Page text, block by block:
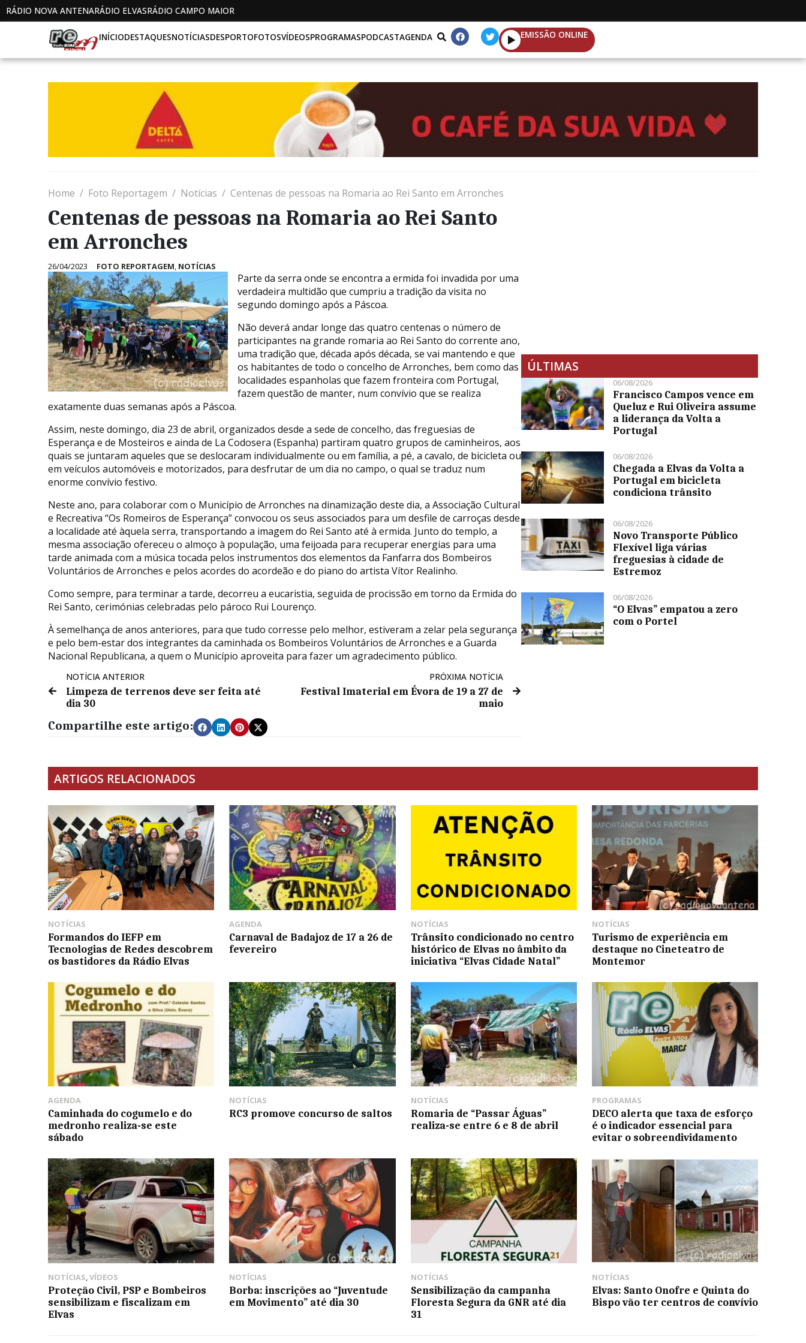
RÁDIO NOVA ANTENARÁDIO ELVASRÁDIO CAMPO MAIOR
INÍCIODESTAQUESNOTÍCIASDESPORTOFOTOSVÍDEOSPROGRAMASPODCASTAGENDA EMISSÃO ONLINE
Home Foto Reportagem Notícias Centenas de pessoas na Romaria ao Rei Santo em Arronches
Centenas de pessoas na Romaria ao Rei Santo
em Arronches
26/04/2023 FOTO REPORTAGEM, NOTÍCIAS
Parte da serra onde se encontra a ermida foi invadida por uma
verdadeira multidão que cumpriu a tradição da visita no
segundo domingo após a Páscoa.
Não deverá andar longe das quatro centenas o número de
participantes na grande romaria ao Rei Santo do corrente ano,
uma tradição que, década após década, se vai mantendo e que
os habitantes de todo o concelho de Arronches, bem como das
localidades espanholas que fazem fronteira com Portugal,
fazem questão de manter, num convívio que se realiza
exatamente duas semanas após a Páscoa.
Assim, neste domingo, dia 23 de abril, organizados desde a sede de concelho, das freguesias de
Esperança e de Mosteiros e ainda de La Codosera (Espanha) partiram quatro grupos de caminheiros, aos
quais se juntaram aqueles que se deslocaram individualmente ou em família, a pé, a cavalo, de bicicleta ou
em veículos automóveis e motorizados, para desfrutar de um dia no campo, o qual se traduz num
enorme convívio festivo.
Neste ano, para colaborar com o Município de Arronches na dinamização deste dia, a Associação Cultural
e Recreativa “Os Romeiros de Esperança” convocou os seus associados para um desfile de carroças desde
a localidade até àquela serra, transportando a imagem do Rei Santo até à ermida. Junto do templo, a
mesma associação ofereceu o almoço à população, uma feijoada para recuperar energias para uma
tarde animada com a música tocada pelos instrumentos dos elementos da Fanfarra dos Bombeiros
Voluntários de Arronches e pelos acordes do acordeão e do piano do artista Vítor Realinho.
Como sempre, para terminar a tarde, decorreu a eucaristia, seguida de procissão em torno da Ermida do
Rei Santo, cerimónias celebradas pelo pároco Rui Lourenço.
À semelhança de anos anteriores, para que tudo corresse pelo melhor, estiveram a zelar pela segurança
e pelo bem-estar dos integrantes da caminhada os Bombeiros Voluntários de Arronches e a Guarda
Nacional Republicana, a quem o Município aproveita para fazer um agradecimento público.
NOTÍCIA ANTERIOR
Limpeza de terrenos deve ser feita até
dia 30
PRÓXIMA NOTÍCIA
Festival Imaterial em Évora de 19 a 27 de
maio
Compartilhe este artigo:
ÚLTIMAS
06/08/2026
Francisco Campos vence em
Queluz e Rui Oliveira assume
a liderança da Volta a
Portugal
06/08/2026
Chegada a Elvas da Volta a
Portugal em bicicleta
condiciona trânsito
06/08/2026
Novo Transporte Público
Flexível liga várias
freguesias à cidade de
Estremoz
06/08/2026
“O Elvas” empatou a zero
com o Portel
ARTIGOS RELACIONADOS
NOTÍCIAS
Formandos do IEFP em
Tecnologias de Redes descobrem
os bastidores da Rádio Elvas
AGENDA
Carnaval de Badajoz de 17 a 26 de
fevereiro
NOTÍCIAS
Trânsito condicionado no centro
histórico de Elvas no âmbito da
iniciativa “Elvas Cidade Natal”
NOTÍCIAS
Turismo de experiência em
destaque no Cineteatro de
Montemor
AGENDA
Caminhada do cogumelo e do
medronho realiza-se este
sábado
NOTÍCIAS
RC3 promove concurso de saltos
NOTÍCIAS
Romaria de “Passar Águas”
realiza-se entre 6 e 8 de abril
PROGRAMAS
DECO alerta que taxa de esforço
é o indicador essencial para
evitar o sobreendividamento
NOTÍCIAS,VÍDEOS
Proteção Civil, PSP e Bombeiros
sensibilizam e fiscalizam em
Elvas
NOTÍCIAS
Borba: inscrições ao “Juventude
em Movimento” até dia 30
NOTÍCIAS
Sensibilização da campanha
Floresta Segura da GNR até dia
31
NOTÍCIAS
Elvas: Santo Onofre e Quinta do
Bispo vão ter centros de convívio